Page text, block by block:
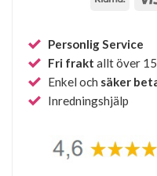
Personlig Service
Fri frakt allt över
Enkel och säker
Inredningshjälp